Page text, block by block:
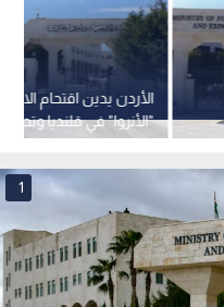
الأردن يدين اقتحام
"الأنروا" في قلنديا
استهداف وجودها
1